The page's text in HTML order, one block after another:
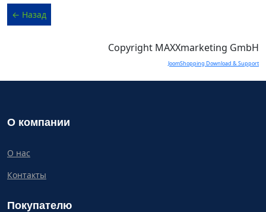
Copyright MAXXmarketing GmbH
JoomShopping Download & Support
О компании
О нас
Контакты
Покупателю